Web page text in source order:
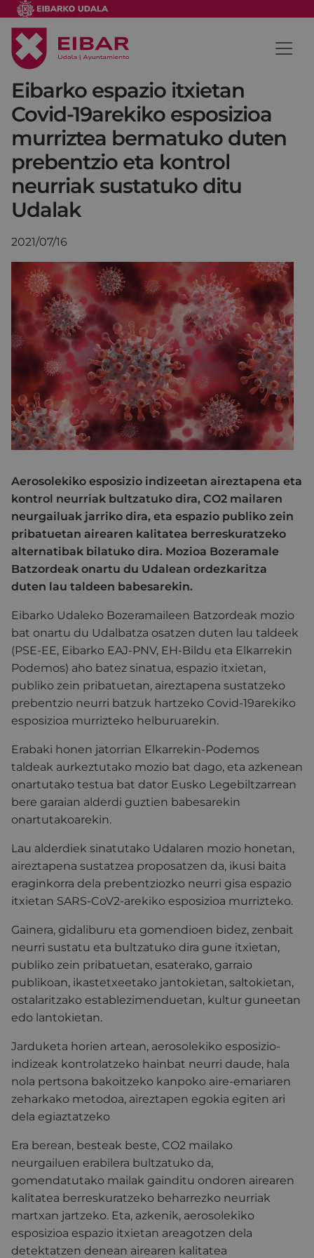
Eibarko espazio itxietan
Covid-19arekiko esposizioa
murriztea bermatuko duten
prebentzio eta kontrol
neurriak sustatuko ditu
Udalak
2021/07/16
Aerosolekiko esposizio indizeetan aireztapena eta
kontrol neurriak bultzatuko dira, CO2 mailaren
neurgailuak jarriko dira, eta espazio publiko zein
pribatuetan airearen kalitatea berreskuratzeko
alternatibak bilatuko dira. Mozioa Bozeramale
Batzordeak onartu du Udalean ordezkaritza
duten lau taldeen babesarekin.
Eibarko Udaleko Bozeramaileen Batzordeak mozio
bat onartu du Udalbatza osatzen duten lau taldeek
(PSE-EE, Eibarko EAJ-PNV, EH-Bildu eta Elkarrekin
Podemos) aho batez sinatua, espazio itxietan,
publiko zein pribatuetan, aireztapena sustatzeko
prebentzio neurri batzuk hartzeko Covid-19arekiko
esposizioa murrizteko helburuarekin.
Erabaki honen jatorrian Elkarrekin-Podemos
taldeak aurkeztutako mozio bat dago, eta azkenean
onartutako testua bat dator Eusko Legebiltzarrean
bere garaian alderdi guztien babesarekin
onartutakoarekin.
Lau alderdiek sinatutako Udalaren mozio honetan,
aireztapena sustatzea proposatzen da, ikusi baita
eraginkorra dela prebentziozko neurri gisa espazio
itxietan SARS-CoV2-arekiko esposizioa murrizteko.
Gainera, gidaliburu eta gomendioen bidez, zenbait
neurri sustatu eta bultzatuko dira gune itxietan,
publiko zein pribatuetan, esaterako, garraio
publikoan, ikastetxeetako jantokietan, saltokietan,
ostalaritzako establezimenduetan, kultur guneetan
edo lantokietan.
Jarduketa horien artean, aerosolekiko esposizio-
indizeak kontrolatzeko hainbat neurri daude, hala
nola pertsona bakoitzeko kanpoko aire-emariaren
zeharkako metodoa, aireztapen egokia egiten ari
dela egiaztatzeko
Era berean, besteak beste, CO2 mailako
neurgailuen erabilera bultzatuko da,
gomendatutako mailak gainditu ondoren airearen
kalitatea berreskuratzeko beharrezko neurriak
martxan jartzeko. Eta, azkenik, aerosolekiko
esposizioa espazio itxietan areagotzen dela
detektatzen denean airearen kalitatea